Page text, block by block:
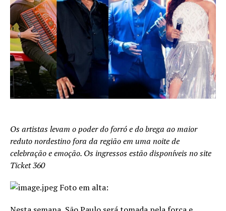
Os artistas levam o poder do forró e do brega ao maior
reduto nordestino fora da região em uma noite de
celebração e emoção. Os ingressos estão disponíveis no site
Ticket 360
Foto em alta: